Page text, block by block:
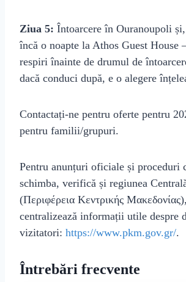
Ziua 5: Întoarcere în Ouranoupoli
încă o noapte la Athos Guest House
respiri înainte de drumul de
dacă conduci după, e o alegere
Contactați-ne pentru oferte pentru
pentru familii/grupuri.
Pentru anunțuri oficiale și proceduri
schimba, verifică și regiunea
(Περιφέρεια Κεντρικής
centralizează informații utile despre
vizitatori: https://www.pkm.gov.gr/.
Întrebări frecvente